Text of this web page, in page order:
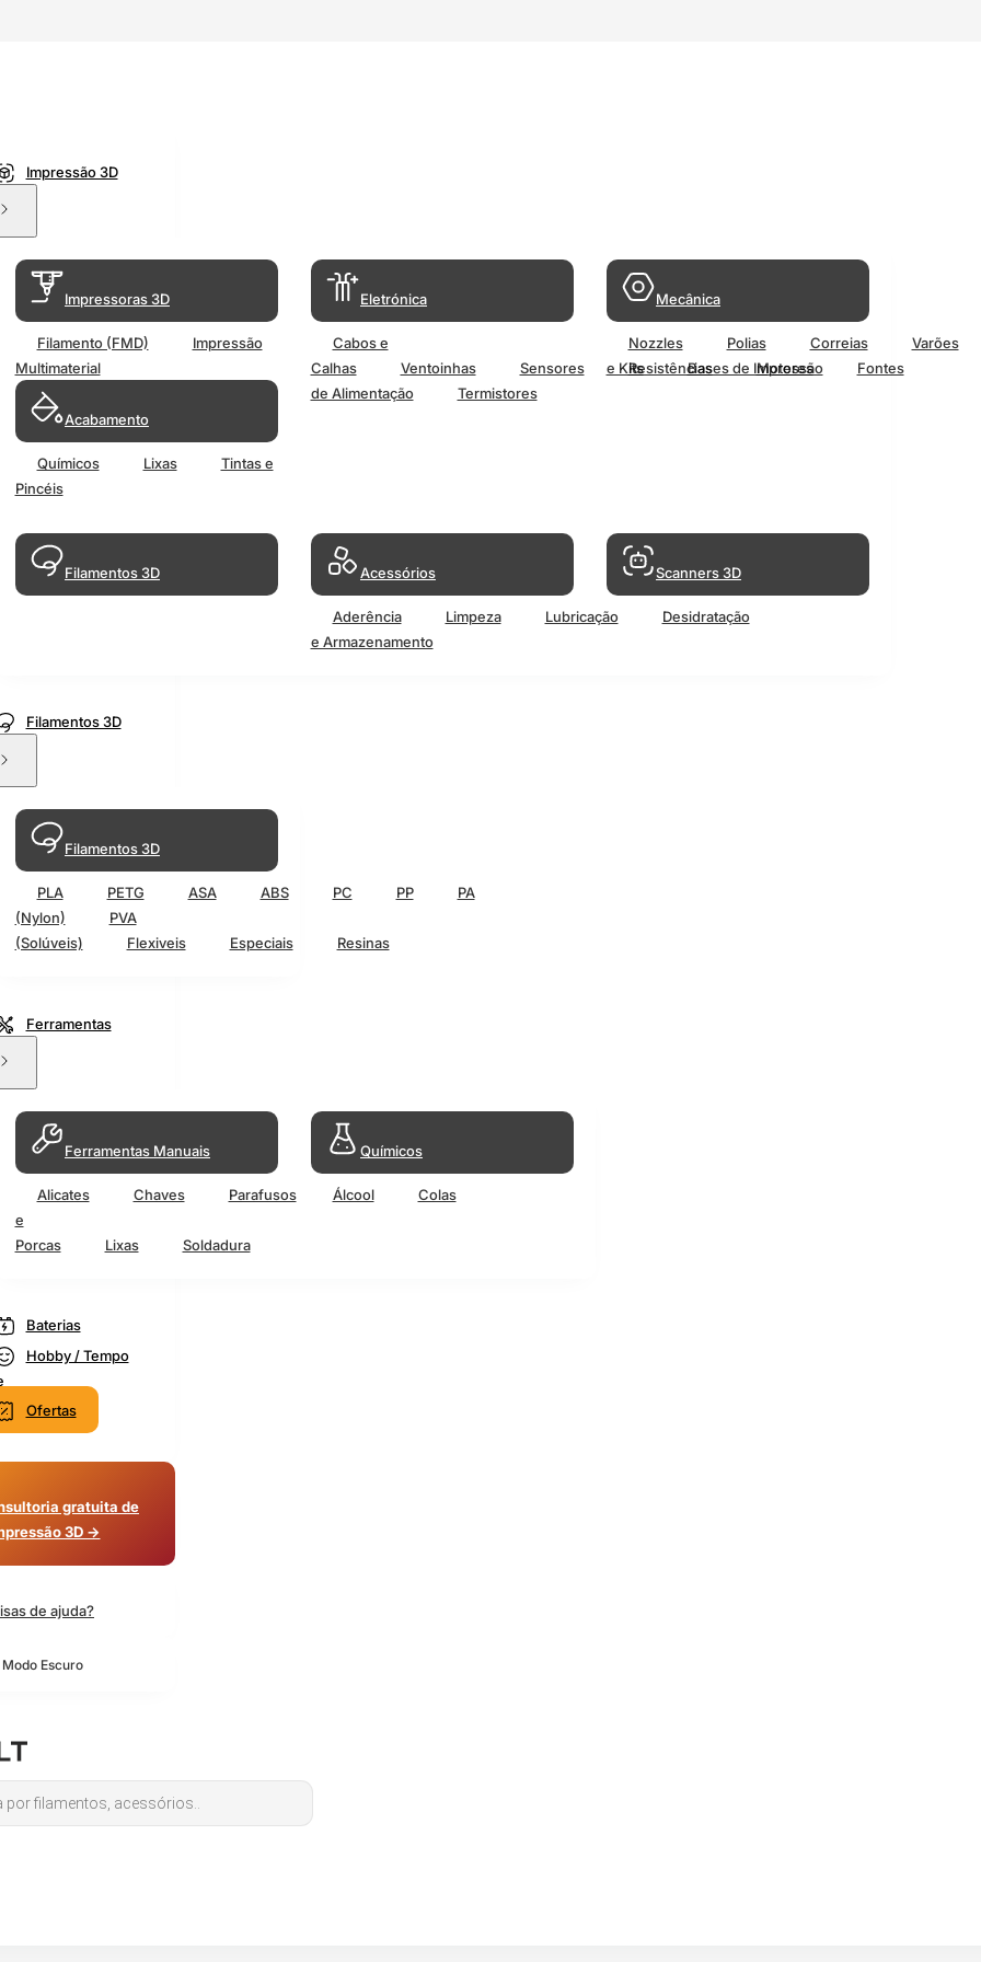
Impressão 3D
Impressoras 3D
Filamento (FMD)
Impressão
Multimaterial
Acabamento
Químicos Lixas
Tintas e
Pincéis
Eletrónica
Cabos e
Calhas
Ventoinhas Sensores Resistências Motores
Fontes
de Alimentação
Termistores
Mecânica
Nozzles Polias Correias
Varões
e Kits
Bases de Impressão
Filamentos 3D Acessórios
Aderência Limpeza Lubricação
Desidratação
e Armazenamento
Scanners 3D
Filamentos 3D
Filamentos 3D
PLA PETG ASA ABS PC PP
PA
(Nylon)
PVA
(Solúveis)
Flexiveis Especiais Resinas
Ferramentas
Ferramentas Manuais
Alicates Chaves
Parafusos
e
Porcas
Lixas Soldadura
Químicos
Álcool Colas
Baterias
Hobby / Tempo
Ofertas
gratuita de
3D →
de ajuda?
Escuro